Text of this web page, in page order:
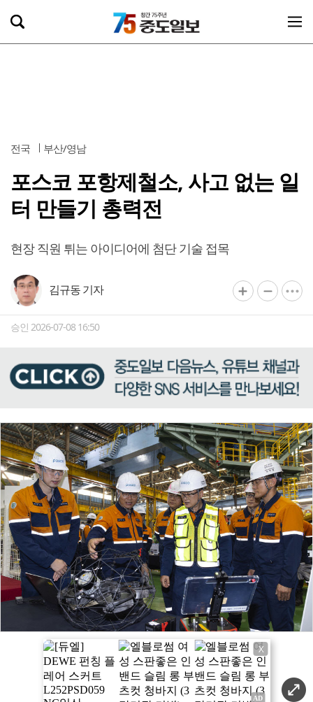
전국 부산/영남
포스코 포항제철소, 사고 없는 일
터 만들기 총력전
현장 직원 튀는 아이디어에 첨단 기술 접목
김규동 기자
승인 2026-07-08 16:50
X